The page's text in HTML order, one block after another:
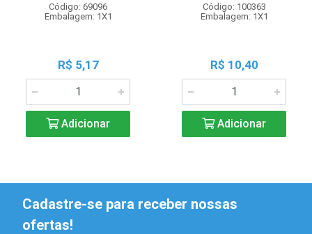
Código: 69096
Embalagem: 1X1
R$ 5,17
Adicionar
Código: 100363
Embalagem: 1X1
R$ 10,40
Adicionar
Cadastre-se para receber nossas
ofertas!